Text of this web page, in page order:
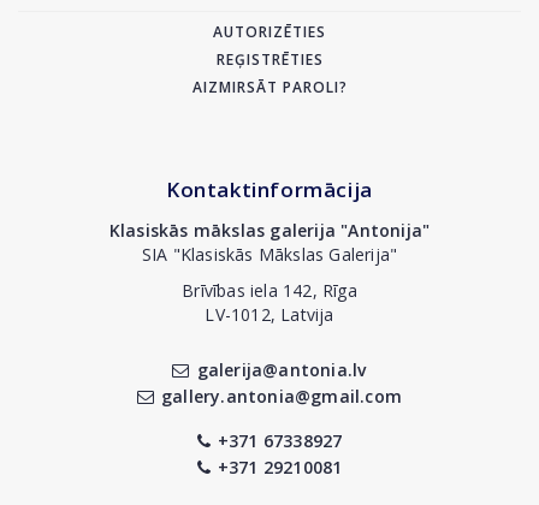
AUTORIZĒTIES
REĢISTRĒTIES
AIZMIRSĀT PAROLI?
Kontaktinformācija
Klasiskās mākslas galerija "Antonija"
SIA "Klasiskās Mākslas Galerija"
Brīvības iela 142, Rīga
LV-1012, Latvija
galerija@antonia.lv
gallery.antonia@gmail.com
+371 67338927
+371 29210081